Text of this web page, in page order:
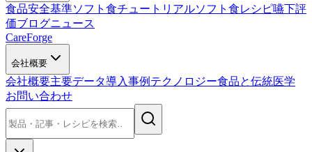
食品安全基準ソフト食チュートリアルソフト食レシピ嚥下評
価ブログニュース
CareForge
会社概要
会社概要主要データ導入事例 テクノロジー食品と伝統医学
お問い合わせ